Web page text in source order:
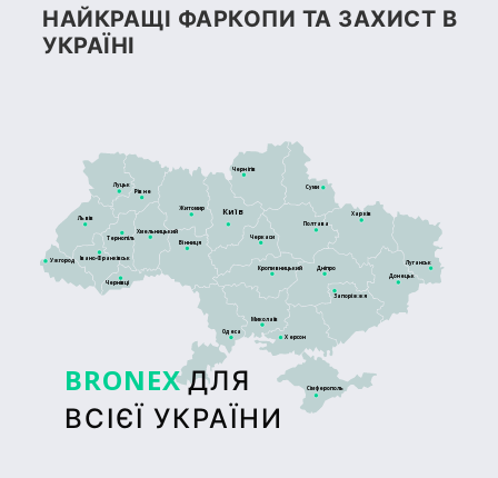
НАЙКРАЩІ ФАРКОПИ ТА ЗАХИСТ В
УКРАЇНІ
BRONEX ДЛЯ
ВСІЄЇ УКРАЇНИ
Сімферополь
Луцьк
Київ
Житомир
Тернопіль
Рівне
Львів
Дніпро
Кропивницький
Харків
Полтава
Черкаси
Суми
Чернігів
Запоріжжя
Херсон
Донецьк
Луганськ
Ужгород
Чернівці
Вінниця
Хмельницький
Івано-Франківськ
Миколаїв
Одеса